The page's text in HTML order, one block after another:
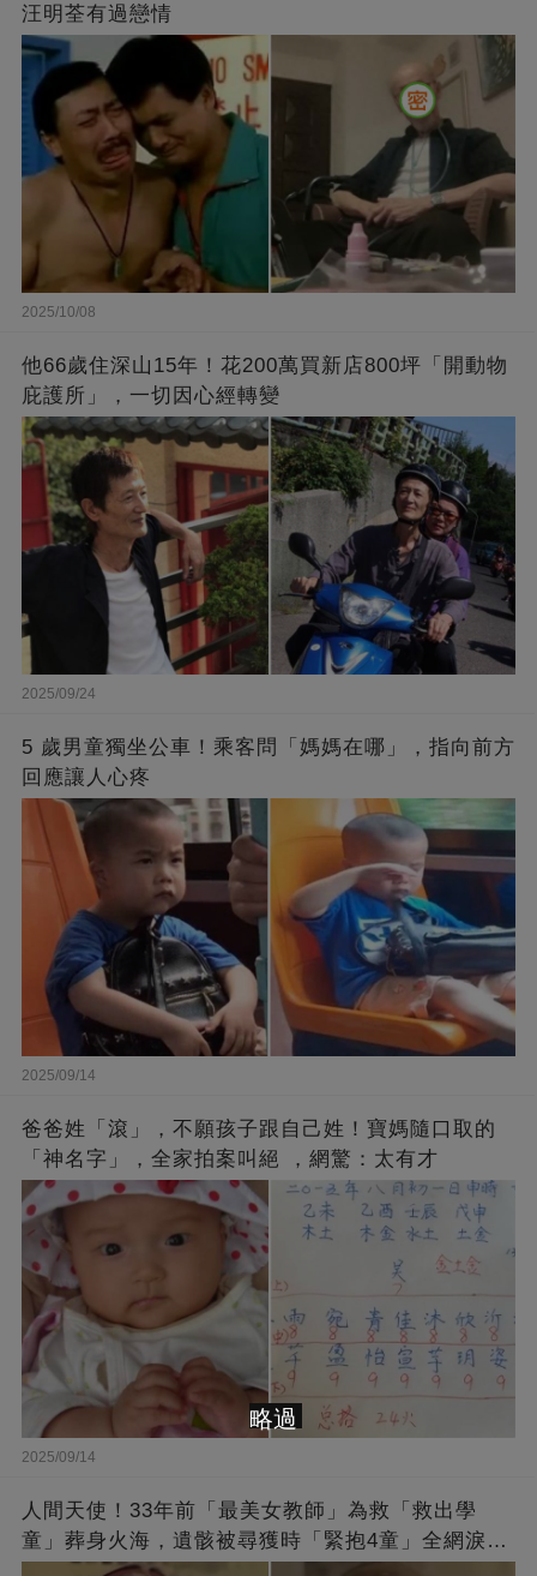
汪明荃有過戀情
2025/10/08
他66歲住深山15年！花200萬買新店800坪「開動物
庇護所」，一切因心經轉變
2025/09/24
5 歲男童獨坐公車！乘客問「媽媽在哪」，指向前方
回應讓人心疼
2025/09/14
爸爸姓「滾」，不願孩子跟自己姓！寶媽隨口取的
「神名字」，全家拍案叫絕 ，網驚：太有才
2025/09/14
人間天使！33年前「最美女教師」為救「救出學
童」葬身火海，遺骸被尋獲時「緊抱4童」全網淚
崩：真正的英雄不該被遺忘
略過